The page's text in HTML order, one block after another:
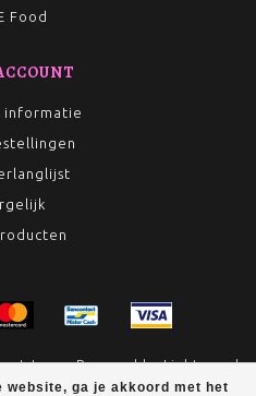
website, ga je akkoord met het
Food
informatie
- Powered byLightspeed
Dyvelopment